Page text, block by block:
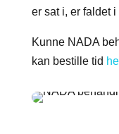
er sat i, er faldet i
Kunne NADA
kan bestille tid